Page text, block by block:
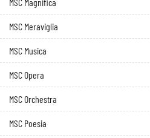
MSC Meraviglia
MSC Musica
MSC Opera
MSC Orchestra
MSC Poesia